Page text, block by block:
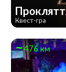
Квест-гра
476 км